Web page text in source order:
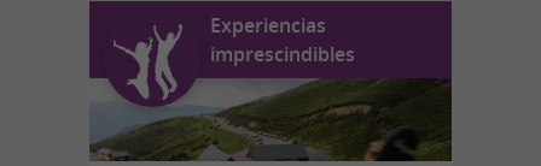
Experiencias
imprescindibles